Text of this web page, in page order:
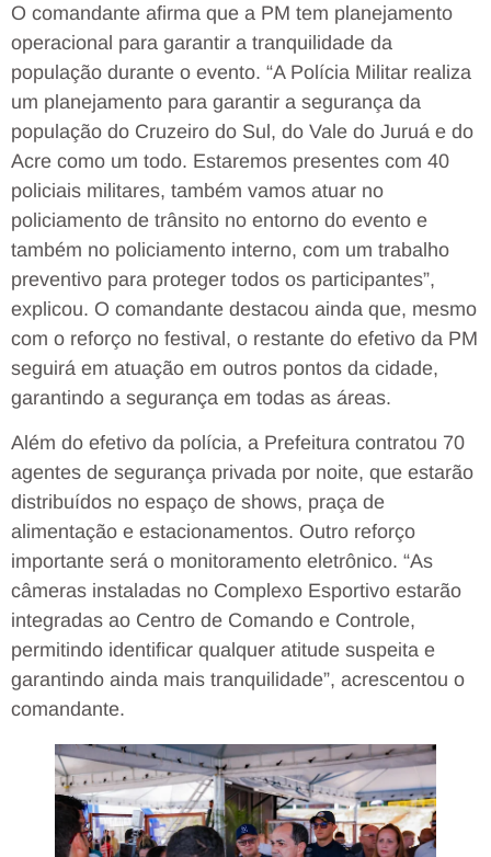
O comandante afirma que a PM tem planejamento
operacional para garantir a tranquilidade da
população durante o evento. “A Polícia Militar realiza
um planejamento para garantir a segurança da
população do Cruzeiro do Sul, do Vale do Juruá e do
Acre como um todo. Estaremos presentes com 40
policiais militares, também vamos atuar no
policiamento de trânsito no entorno do evento e
também no policiamento interno, com um trabalho
preventivo para proteger todos os participantes”,
explicou. O comandante destacou ainda que, mesmo
com o reforço no festival, o restante do efetivo da PM
seguirá em atuação em outros pontos da cidade,
garantindo a segurança em todas as áreas.
Além do efetivo da polícia, a Prefeitura contratou 70
agentes de segurança privada por noite, que estarão
distribuídos no espaço de shows, praça de
alimentação e estacionamentos. Outro reforço
importante será o monitoramento eletrônico. “As
câmeras instaladas no Complexo Esportivo estarão
integradas ao Centro de Comando e Controle,
permitindo identificar qualquer atitude suspeita e
garantindo ainda mais tranquilidade”, acrescentou o
comandante.